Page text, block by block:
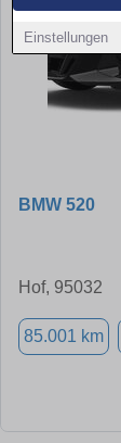
Einstellungen
BMW 520
Hof, 95032
85.001 km